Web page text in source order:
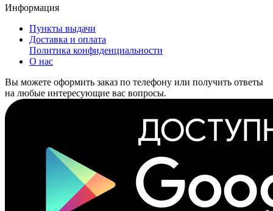
Информация
Пункты выдачи
Доставка и оплата
Политика конфиденциальности
О нас
Вы можете оформить заказ по телефону или получить ответы
на любые интересующие вас вопросы.